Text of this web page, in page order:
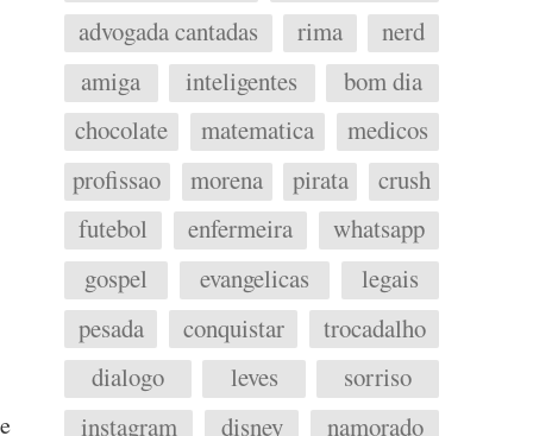
advogada cantadas
rima
nerd
amiga
inteligentes
bom dia
chocolate
matematica
medicos
profissao
morena pirata
crush
futebol
enfermeira
whatsapp
gospel
evangelicas
legais
pesada
conquistar
trocadalho
dialogo
leves
sorriso
instagram
disney
namorado